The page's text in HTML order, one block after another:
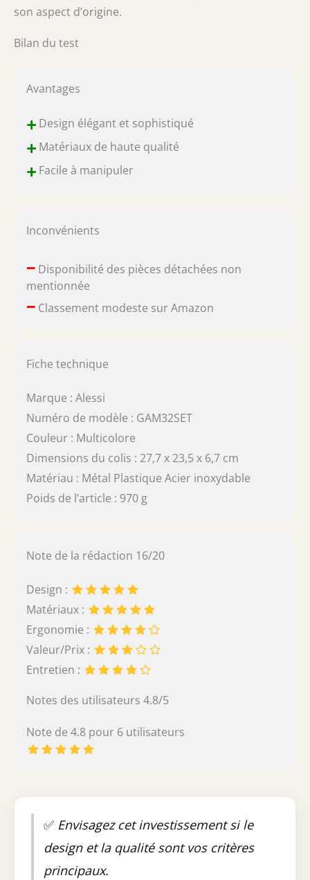
son aspect d’origine.
Bilan du test
Avantages
+Design élégant et sophistiqué
+Matériaux de haute qualité
+Facile à manipuler
Inconvénients
–Disponibilité des pièces détachées non
mentionnée
–Classement modeste sur Amazon
Fiche technique
Marque : Alessi
Numéro de modèle : GAM32SET
Couleur : Multicolore
Dimensions du colis : 27,7 x 23,5 x 6,7 cm
Matériau : Métal Plastique Acier inoxydable
Poids de l’article : 970 g
Note de la rédaction 16/20
Design :
Matériaux :
Ergonomie :
Valeur/Prix :
Entretien :
Notes des utilisateurs 4.8/5
Note de 4.8 pour 6 utilisateurs
✅ Envisagez cet investissement si le
design et la qualité sont vos critères
principaux.